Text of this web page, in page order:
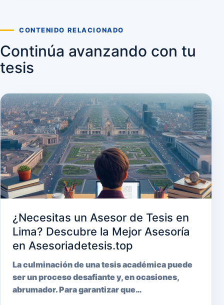
CONTENIDO RELACIONADO
Continúa avanzando con tu
tesis
¿Necesitas un Asesor de Tesis en
Lima? Descubre la Mejor Asesoría
en Asesoriadetesis.top
La culminación de una tesis académica puede
ser un proceso desafiante y, en ocasiones,
abrumador. Para garantizar que…